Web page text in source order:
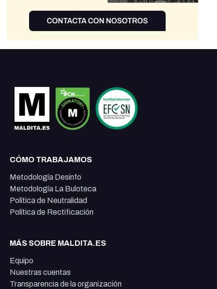
CÓMO TRABAJAMOS
Metodología Desinfo
Metodología La Buloteca
Política de Neutralidad
Política de Rectificación
MÁS SOBRE MALDITA.ES
Equipo
Nuestras cuentas
Transparencia de la organización